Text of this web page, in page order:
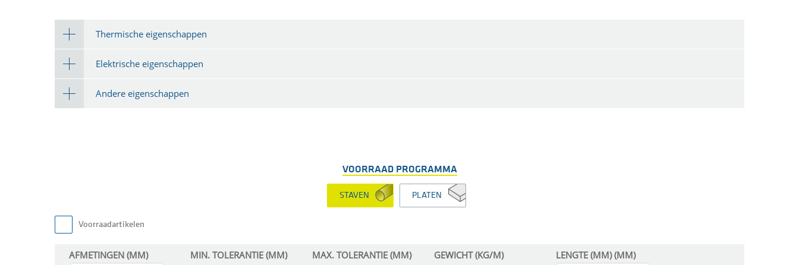
Thermische eigenschappen
Elektrische eigenschappen
Andere eigenschappen
VOORRAAD PROGRAMMA
STAVEN PLATEN
Voorraadartikelen
AFMETINGEN (MM) MIN. TOLERANTIE (MM) MAX. TOLERANTIE (MM) GEWICHT (KG/M) LENGTE (MM) (MM)